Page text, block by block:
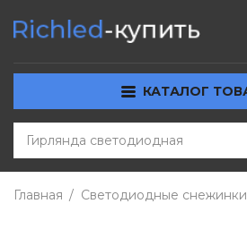
КАТАЛОГ
Главная Светодиодные снежинки